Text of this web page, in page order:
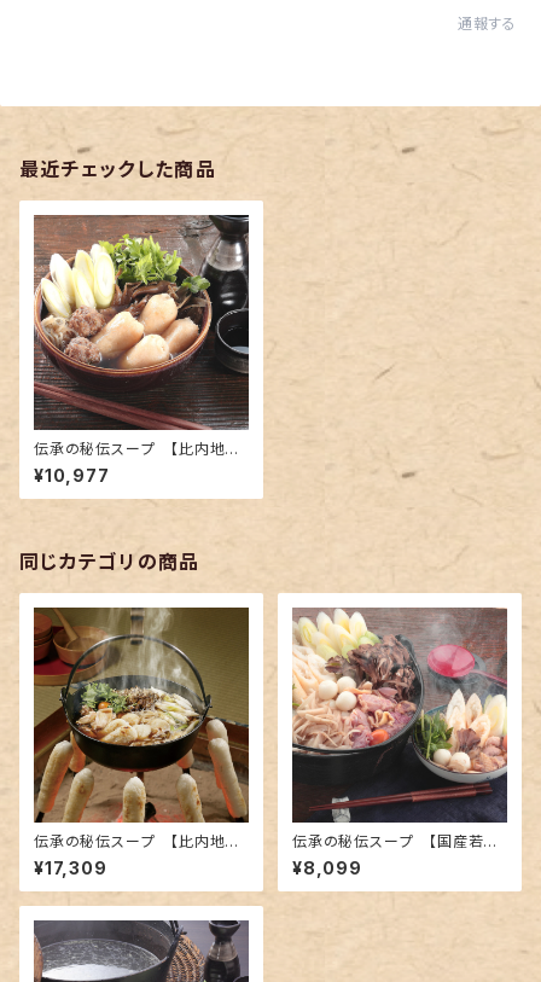
通報する
最近チェックした商品
伝承の秘伝スープ 【比内地鶏
使用】きりたんぽセットＡ （２～３
人前）
¥10,977
同じカテゴリの商品
伝承の秘伝スープ 【比内地鶏
使用】きりたんぽセットＢ （４～５
人前）
¥17,309
伝承の秘伝スープ 【国産若鶏
使用】きりたんぽセットＣ （２～３
人前）
¥8,099